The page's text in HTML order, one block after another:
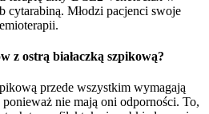
cytarabiną. Młodzi pacjenci swoje
z ostrą białaczką szpikową?
przede wszystkim wymagają
nie mają oni odporności. To,